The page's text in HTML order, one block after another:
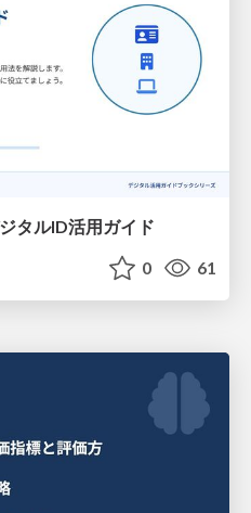
タルID活用ガイド
0 61